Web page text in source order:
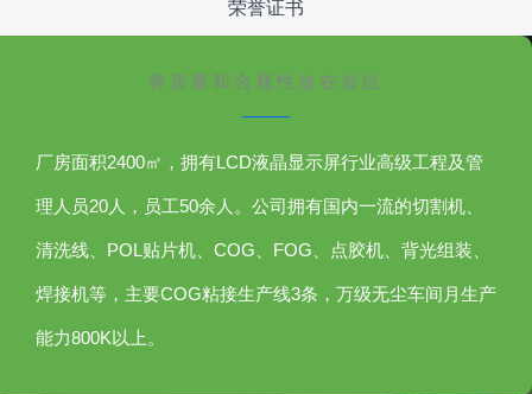
荣誉证书
将质量和合规性放在首位
厂房面积2400㎡，拥有LCD液晶显示屏行业高级工程及管
理人员20人，员工50余人。公司拥有国内一流的切割机、
清洗线、POL贴片机、COG、FOG、点胶机、背光组装、
焊接机等，主要COG粘接生产线3条，万级无尘车间月生产
能力800K以上。